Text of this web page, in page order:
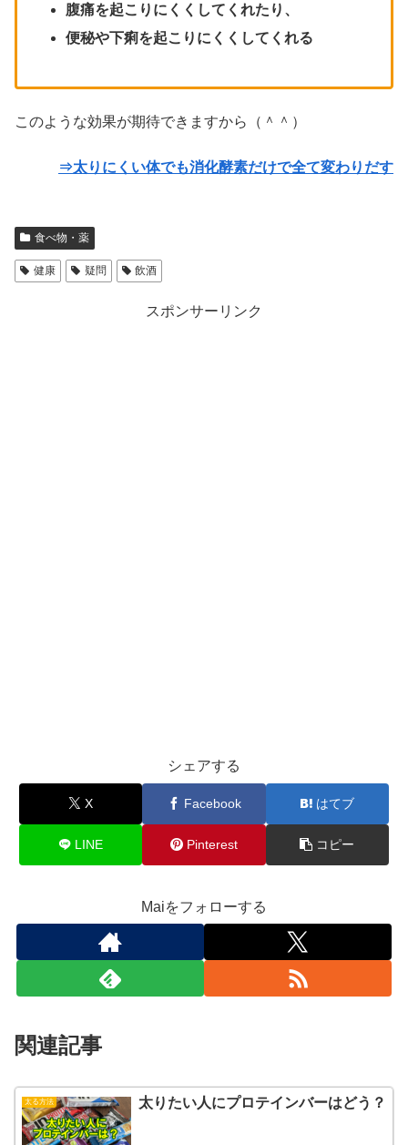
腹痛を起こりにくくしてくれたり、
便秘や下痢を起こりにくくしてくれる
このような効果が期待できますから（＾＾）
⇒太りにくい体でも消化酵素だけで全て変わりだす
食べ物・薬
健康 疑問 飲酒
スポンサーリンク
シェアする
X Facebook はてブ
LINE Pinterest コピー
Maiをフォローする
関連記事
太る方法 太りたい人にプロテインバーはどう？